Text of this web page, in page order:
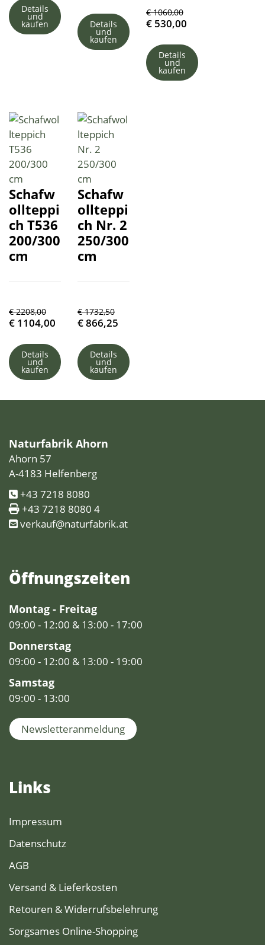
Details
und
kaufen Details
und
kaufen
€ 1060,00
€ 530,00
Details
und
kaufen
Schafw
ollteppi
ch T536
200/300
cm
€ 2208,00
€ 1104,00
Details
und
kaufen
Schafw
ollteppi
ch Nr. 2
250/300
cm
€ 1732,50
€866,25
Details
und
kaufen
Naturfabrik Ahorn
Ahorn 57
A-4183 Helfenberg
+43 7218 8080
+43 7218 8080 4
verkauf@naturfabrik.at
Öffnungs­zeiten
Montag - Freitag
09:00 - 12:00 & 13:00 - 17:00
Donnerstag
09:00 - 12:00 & 13:00 - 19:00
Samstag
09:00 - 13:00
Newsletteranmeldung
Links
Impressum
Datenschutz
AGB
Versand & Lieferkosten
Retouren & Widerrufsbelehrung
Sorgsames Online-Shopping